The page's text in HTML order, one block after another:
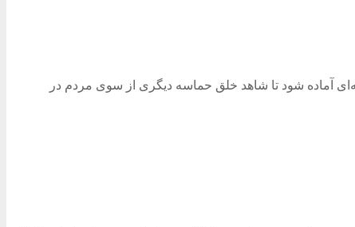
آماده شود تا شاهد خلق حماسه دیگری از سوی مردم در